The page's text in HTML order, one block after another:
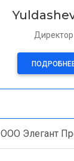
Директор
ООО Элегант